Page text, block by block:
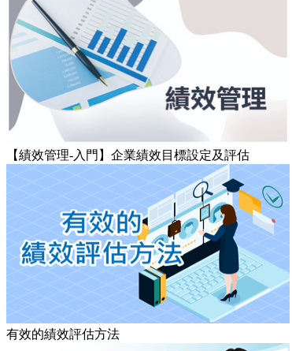
【績效管理-入門】企業績效目標設定及評估
有效的績效評估方法